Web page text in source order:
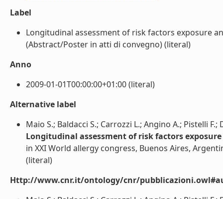
Label
Longitudinal assessment of risk factors exposure
(Abstract/Poster in atti di convegno) (literal)
Anno
2009-01-01T00:00:00+01:00 (literal)
Alternative label
Maio S.; Baldacci S.; Carrozzi L.; Angino A.; Pistelli
Longitudinal assessment of risk factors
in XXI World allergy congress, Buenos Aires,
(literal)
Http://www.cnr.it/ontology/cnr/